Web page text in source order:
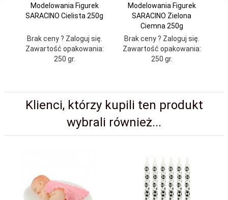
Modelowania Figurek
SARACINO Cielista 250g
Brak ceny ? Zaloguj się.
Zawartość opakowania:
250 gr.
Modelowania Figurek
SARACINO Zielona
Ciemna 250g
Brak ceny ? Zaloguj się.
Zawartość opakowania:
250 gr.
Klienci, którzy kupili ten produkt
wybrali również...